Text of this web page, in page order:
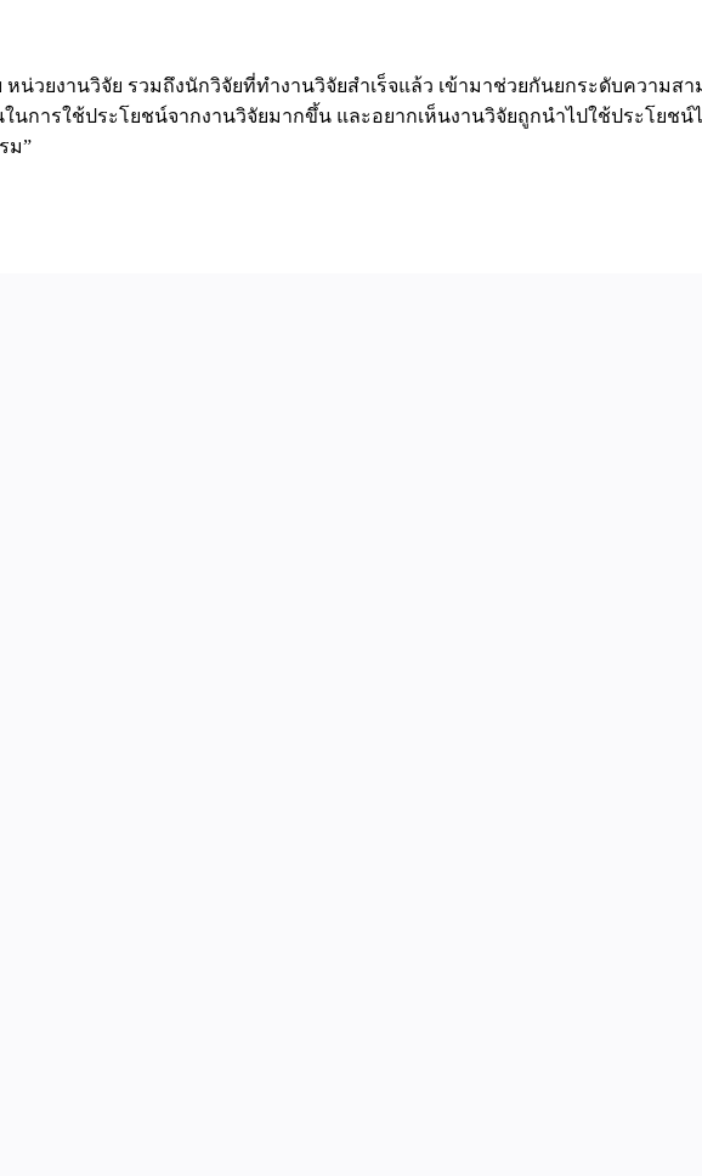
น่วยงานวิจัย รวมถึงนักวิจัยที่ทำงานวิจัยสำเร็จแล้ว เข้ามาช่วยกันยกระดับความ
นการใช้ประโยชน์จากงานวิจัยมากขึ้น และอยากเห็นงานวิจัยถูกนำไปใช้ประโย
ม”